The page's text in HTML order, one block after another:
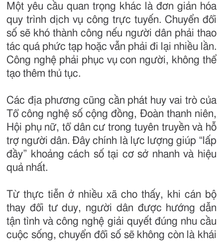
Một yêu cầu quan trọng khác là đơn giản hóa
quy trình dịch vụ công trực tuyến. Chuyển đổi
số sẽ khó thành công nếu người dân phải thao
tác quá phức tạp hoặc vẫn phải đi lại nhiều lần.
Công nghệ phải phục vụ con người, không thể
tạo thêm thủ tục.
Các địa phương cũng cần phát huy vai trò của
Tổ công nghệ số cộng đồng, Đoàn thanh niên,
Hội phụ nữ, tổ dân cư trong tuyên truyền và hỗ
trợ người dân. Đây chính là lực lượng giúp “lấp
đầy” khoảng cách số tại cơ sở nhanh và hiệu
quả nhất.
Từ thực tiễn ở nhiều xã cho thấy, khi cán bộ
thay đổi tư duy, người dân được hướng dẫn
tận tình và công nghệ giải quyết đúng nhu cầu
cuộc sống, chuyển đổi số sẽ không còn là khái